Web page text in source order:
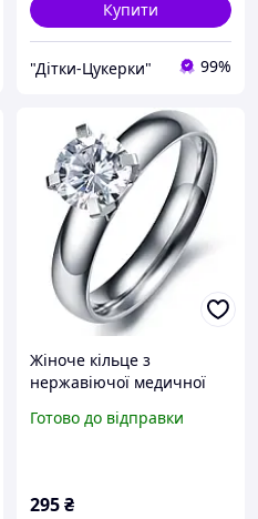
Купити
"Дітки-Цукерки" 99%
Жіноче кільце з
нержавіючої медичної
Готово до відправки
295₴